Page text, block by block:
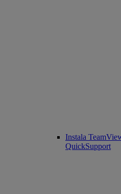
Instala
QuickSupport